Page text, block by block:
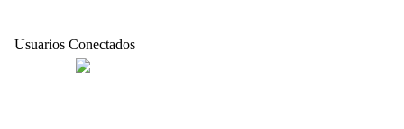
Usuarios Conectados